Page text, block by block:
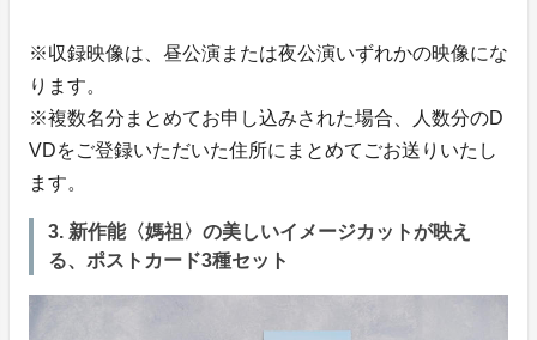
※収録映像は、昼公演または夜公演いずれかの映像にな
ります。
※複数名分まとめてお申し込みされた場合、人数分のD
VDをご登録いただいた住所にまとめてごお送りいたし
ます。
3. 新作能〈媽祖〉の美しいイメージカットが映え
る、ポストカード3種セット